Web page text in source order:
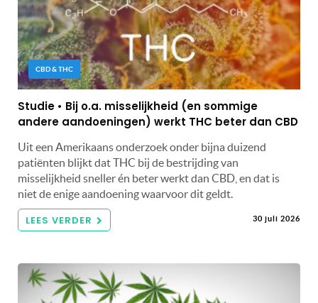
CBD & THC
Studie • Bij o.a. misselijkheid (en sommige
andere aandoeningen) werkt THC beter dan CBD
Uit een Amerikaans onderzoek onder bijna duizend
patiënten blijkt dat THC bij de bestrijding van
misselijkheid sneller én beter werkt dan CBD, en dat is
niet de enige aandoening waarvoor dit geldt.
LEES VERDER 30 juli 2026